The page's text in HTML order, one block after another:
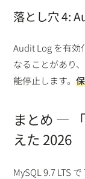
落とし穴 4:
Audit Log を有
なることがあり、
能停止します。
まとめ —
えた 2026
MySQL 9.7 LTS